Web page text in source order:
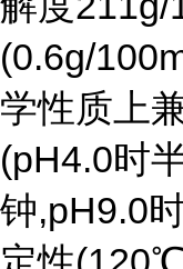
(0.6g/
学性质上
(pH4.0时
钟,pH9.0